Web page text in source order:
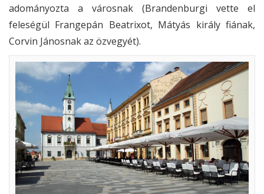
adományozta a városnak (Brandenburgi vette el
feleségül Frangepán Beatrixot, Mátyás király fiának,
Corvin Jánosnak az özvegyét).